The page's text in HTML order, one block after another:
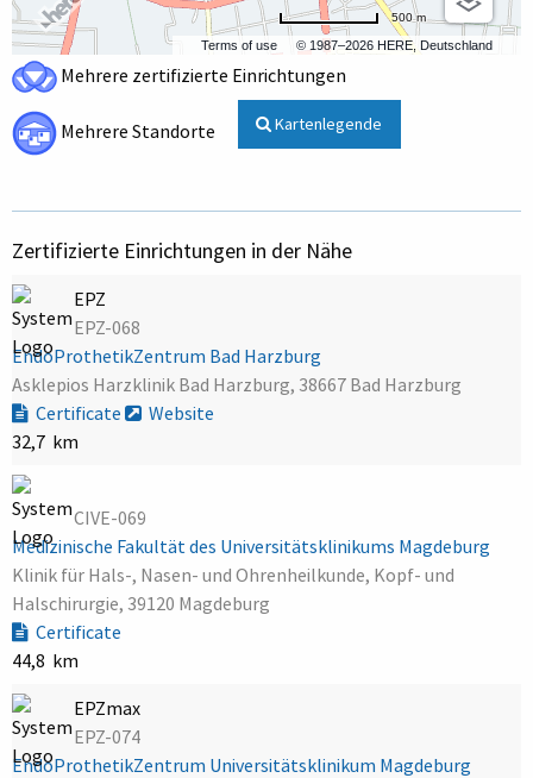
Terms of use © 1987–2026 HERE, Deutschland
500 m
Mehrere zertifizierte Einrichtungen
Mehrere Standorte Kartenlegende
Zertifizierte Einrichtungen in der Nähe
EPZ
EPZ-068
EndoProthetikZentrum Bad Harzburg
Asklepios Harzklinik Bad Harzburg, 38667 Bad Harzburg
Certificate
Website
32,7 km
CIVE-069
Medizinische Fakultät des Universitätsklinikums Magdeburg
Klinik für Hals-, Nasen- und Ohrenheilkunde, Kopf- und
Halschirurgie, 39120 Magdeburg
Certificate
44,8 km
EPZmax
EPZ-074
EndoProthetikZentrum Universitätsklinikum Magdeburg